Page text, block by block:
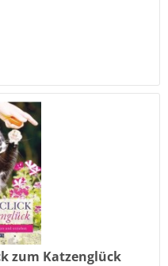
zum Katzenglück